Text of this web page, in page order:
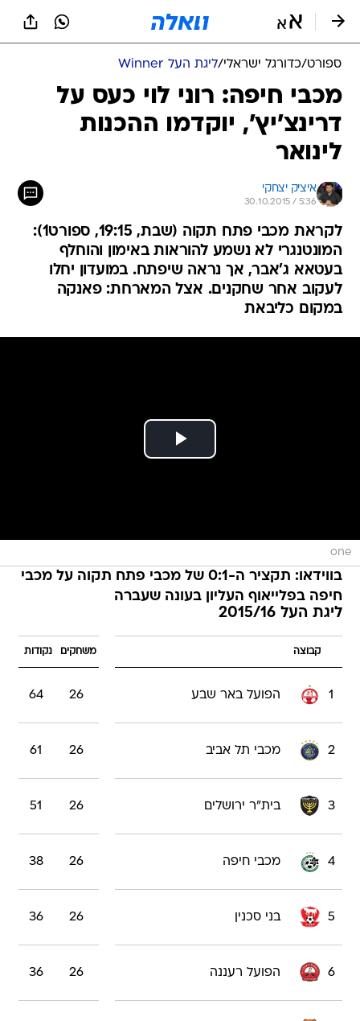
ספורט/כדורגל ישראלי/ליגת העל Winner
מכבי חיפה: רוני לוי כעס על
דרינצ'יץ', יוקדמו ההכנות
לינואר
איציק יצחקי
30.10.2015 / 5:36
לקראת מכבי פתח תקוה (שבת, 19:15, ספורט1):
המונטנגרי לא נשמע להוראות באימון והוחלף
בעטאא ג'אבר, אך נראה שיפתח. במועדון יחלו
לעקוב אחר שחקנים. אצל המארחת: פאנקה
במקום כליבאת
one
בווידאו: תקציר ה-0:1 של מכבי פתח תקוה על מכבי
חיפה בפלייאוף העליון בעונה שעברה
ליגת העל 2015/16
קבוצה משחקים נקודות
1 הפועל באר שבע 26
64
2 מכבי תל אביב 26
61
3 בית"ר ירושלים 26
51
4 מכבי חיפה 26
38
5 בני סכנין 26
36
6 הפועל רעננה 26
36